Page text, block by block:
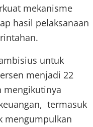
mekanisme
hasil pelaksanaan
untuk
menjadi 22
mengikutinya
termasuk
mengumpulkan